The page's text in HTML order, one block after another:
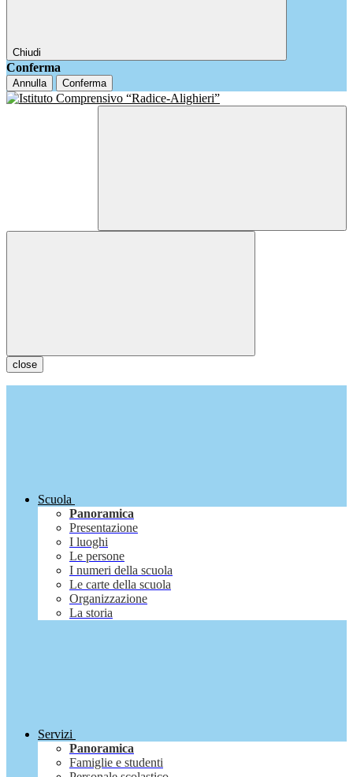
Chiudi
Conferma
Annulla Conferma
close
Scuola
Panoramica
Presentazione
I luoghi
Le persone
I numeri della scuola
Le carte della scuola
Organizzazione
La storia
Servizi
Panoramica
Famiglie e studenti